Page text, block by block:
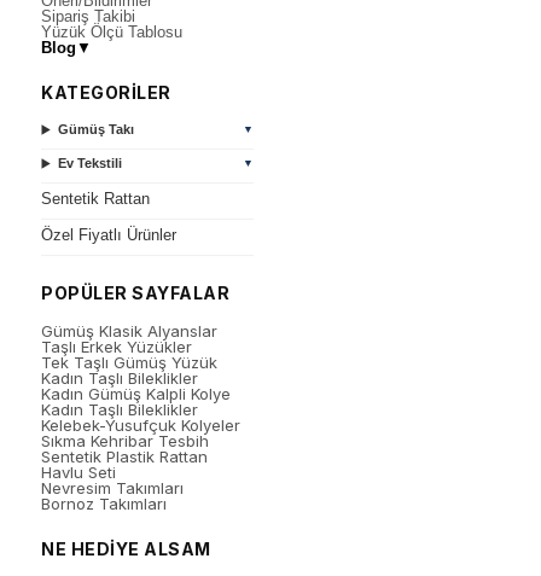
Sipariş Takibi
Yüzük Ölçü Tablosu
Blog ▼
KATEGORİLER
Gümüş Takı ▼
Ev Tekstili ▼
Sentetik Rattan
Özel Fiyatlı Ürünler
POPÜLER SAYFALAR
Gümüş Klasik Alyanslar
Taşlı Erkek Yüzükler
Tek Taşlı Gümüş Yüzük
Kadın Taşlı Bileklikler
Kadın Gümüş Kalpli Kolye
Kadın Taşlı Bileklikler
Kelebek-Yusufçuk Kolyeler
Sıkma Kehribar Tesbih
Sentetik Plastik Rattan
Havlu Seti
Nevresim Takımları
Bornoz Takımları
NE HEDİYE ALSAM